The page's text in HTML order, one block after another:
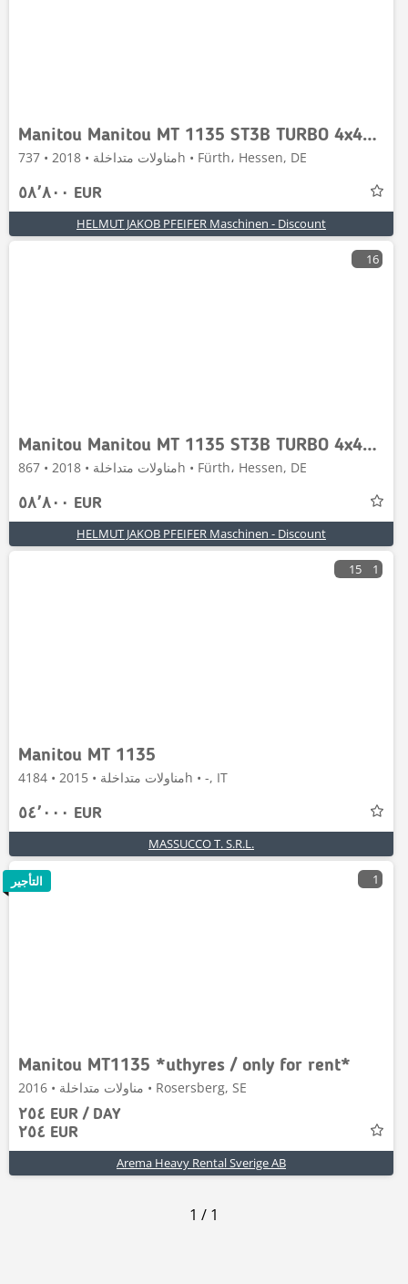
Manitou Manitou MT 1135 ST3B TURBO 4x4x4 - 11m / 3.5t. VOR
مناولات متداخلة • 2018 • 737h • Fürth، Hessen, DE
٥٨٬٨٠٠ EUR
HELMUT JAKOB PFEIFER Maschinen - Discount
16
Manitou Manitou MT 1135 ST3B TURBO 4x4x4 - 11m / 3.5t.
مناولات متداخلة • 2018 • 867h • Fürth، Hessen, DE
٥٨٬٨٠٠ EUR
HELMUT JAKOB PFEIFER Maschinen - Discount
15 1
Manitou MT 1135
مناولات متداخلة • 2015 • 4184h • -, IT
٥٤٬٠٠٠ EUR
MASSUCCO T. S.R.L.
1
Manitou MT1135 *uthyres / only for rent*
مناولات متداخلة • 2016 • Rosersberg, SE
٢٥٤ EUR / DAY
٢٥٤ EUR
Arema Heavy Rental Sverige AB
التأجير
1 / 1